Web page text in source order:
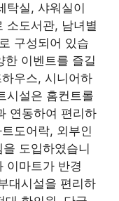
탁실, 샤워실이
소도서관, 남녀별
구성되어 있습
한 이벤트를 즐길
우스, 시니어하
시설은 홈컨트롤
연동하여 편리하
도어락, 외부인
도입하였습니
이마트가 반경
대시설을 편리하